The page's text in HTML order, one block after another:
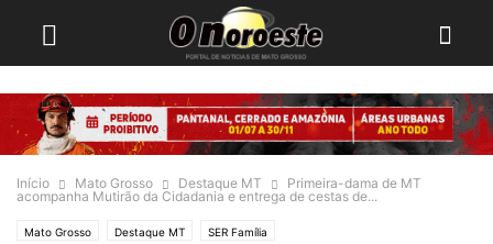
Início Mato Grosso Destaque MT
Primeira-dama de MT
acompanha Mutirão da Cidadania e entrega de cestas de...
Mato Grosso Destaque MT SER Família